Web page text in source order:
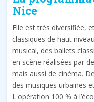
Nice
Elle est très diversifiée,
classiques de haut
musical, des ballets
en scène réalisées par
mais aussi de cinéma.
des musiques urbaines
L'opération 100 % à